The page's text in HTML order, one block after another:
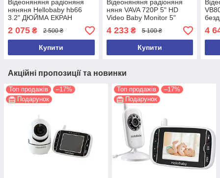
Відеоняняня радіоняня
няняня Hellobaby hb66
3.2" ДЮЙМА ЕКРАН
2 075 ₴ 2 500 ₴
Купити
Відеоняняня радіоняня
няня VAVA 720P 5" HD
Video Baby Monitor 5"
ДЮЙМІВ ЕКРАН
4 233₴ 5 100 ₴
Купити
Wi-
4
Акційні пропозиції та новинки
Топ продажів
–17%
Подарунок
Топ продажів
–17%
Подарунок